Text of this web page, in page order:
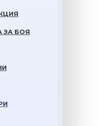
ЗА БОЯ